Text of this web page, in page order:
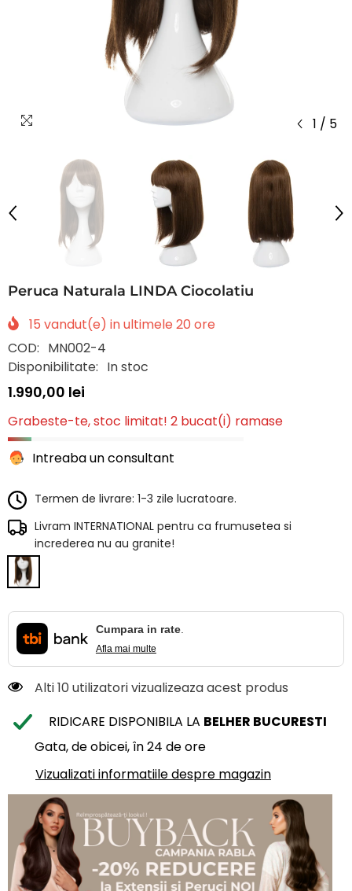
1 / 5
Peruca Naturala LINDA Ciocolatiu
15 vandut(e) in ultimele 20 ore
COD: MN002-4
Disponibilitate: In stoc
1.990,00 lei
Grabeste-te, stoc limitat! 2 bucat(i) ramase
Intreaba un consultant
Termen de livrare: 1-3 zile lucratoare.
Livram INTERNATIONAL pentru ca frumusetea si
increderea nu au granite!
Cumpara in rate.
Afla mai multe
Alti 10 utilizatori vizualizeaza acest produs
RIDICARE DISPONIBILA LA BELHER BUCURESTI
Gata, de obicei, în 24 de ore
Vizualizati informatiile despre magazin